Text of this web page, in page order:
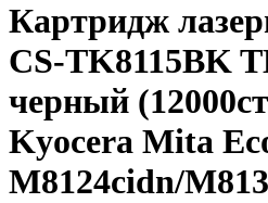
Картридж
CS-TK8115BK
черный
Kyocera Mita
M8124cidn/